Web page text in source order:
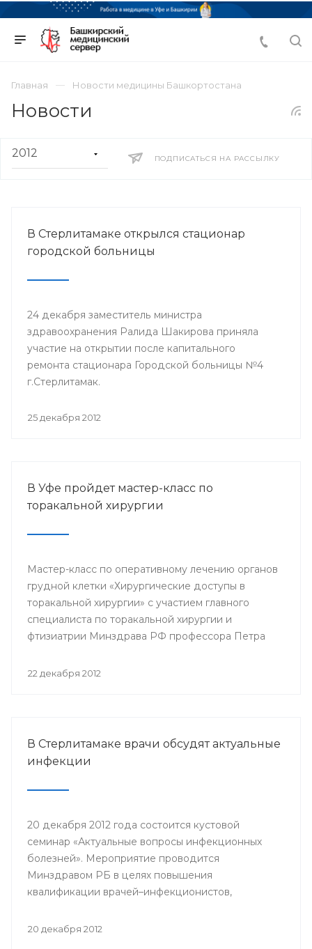
Главная Новости медицины Башкортостана
Новости
ПОДПИСАТЬСЯ НА РАССЫЛКУ
В Стерлитамаке открылся стационар
городской больницы
24 декабря заместитель министра
здравоохранения Ралида Шакирова приняла
участие на открытии после капитального
ремонта стационара Городской больницы №4
г.Стерлитамак.
25 декабря 2012
В Уфе пройдет мастер-класс по
торакальной хирургии
Мастер-класс по оперативному лечению органов
грудной клетки «Хирургические доступы в
торакальной хирургии» с участием главного
специалиста по торакальной хирургии и
фтизиатрии Минздрава РФ профессора Петра
БГМУ.
22 декабря 2012
В Стерлитамаке врачи обсудят актуальные
инфекции
20 декабря 2012 года состоится кустовой
семинар «Актуальные вопросы инфекционных
болезней». Мероприятие проводится
Минздравом РБ в целях повышения
квалификации врачей–инфекционистов,
врачей станций скорой медицинской помощи
20 декабря 2012